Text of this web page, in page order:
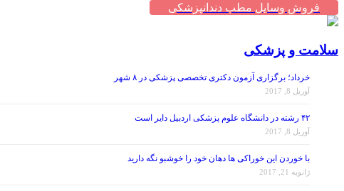
فروش وسایل مطب دندانپزشکی
سلامت و پزشکی
خرداد؛ برگزاری آزمون دکتری تخصصی پزشکی در ۸ شهر
آوریل 8, 2017
۴۲ رشته در دانشگاه علوم پزشکی اردبیل دایر است
آوریل 8, 2017
با خوردن این خوراکی ها دهان خود را خوشبو نگه دارید
ژانویه 21, 2017